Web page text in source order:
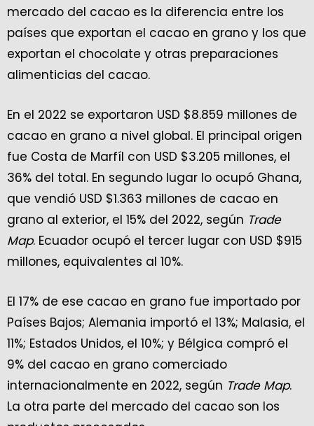
mercado del cacao es la diferencia entre los
países que exportan el cacao en grano y los que
exportan el chocolate y otras preparaciones
alimenticias del cacao.
En el 2022 se exportaron USD $8.859 millones de
cacao en grano a nivel global. El principal origen
fue Costa de Marfíl con USD $3.205 millones, el
36% del total. En segundo lugar lo ocupó Ghana,
que vendió USD $1.363 millones de cacao en
grano al exterior, el 15% del 2022, según Trade
Map. Ecuador ocupó el tercer lugar con USD $915
millones, equivalentes al 10%.
El 17% de ese cacao en grano fue importado por
Países Bajos; Alemania importó el 13%; Malasia, el
11%; Estados Unidos, el 10%; y Bélgica compró el
9% del cacao en grano comerciado
internacionalmente en 2022, según Trade Map.
La otra parte del mercado del cacao son los